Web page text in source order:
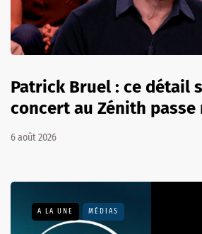
Patrick Bruel : ce détail
concert au Zénith passe
6 août 2026
A LA UNE MÉDIAS